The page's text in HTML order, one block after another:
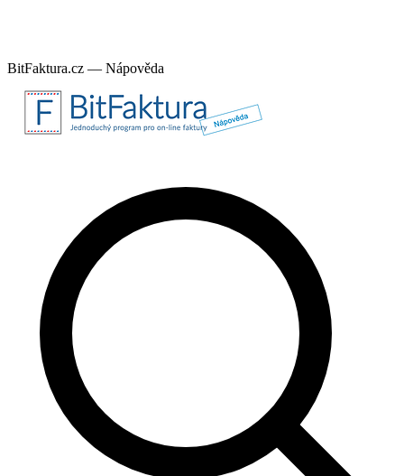
BitFaktura.cz — Nápověda